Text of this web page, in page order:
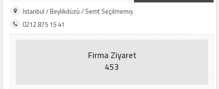
İstanbul / Beylikdüzü / Semt Seçilmemiş
0212 875 15 41
Firma Ziyaret
453